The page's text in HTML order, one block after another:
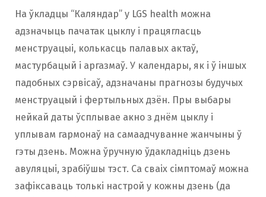
На ўкладцы “Каляндар” у LGS health можна
адзначыць пачатак цыклу і працягласць
менструацыі, колькасць палавых актаў,
мастурбацый і аргазмаў. У календары, як і ў іншых
падобных сэрвісаў, адзначаны прагнозы будучых
менструацый і фертыльных дзён. Пры выбары
нейкай даты ўсплывае акно з днём цыклу і
уплывам гармонаў на самаадчуванне жанчыны ў
гэты дзень. Можна ўручную ўдакладніць дзень
авуляцыі, зрабіўшы тэст. Са сваіх сімптомаў можна
зафіксаваць толькі настрой у кожны дзень (да